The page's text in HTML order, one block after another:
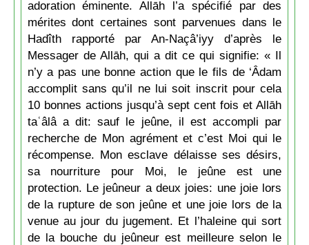
adoration éminente. Allāh l’a spécifié par des
mérites dont certaines sont parvenues dans le
Hadîth rapporté par An-Naçâ’iyy d’après le
Messager de Allāh, qui a dit ce qui signifie: « Il
n’y a pas une bonne action que le fils de ‘Âdam
accomplit sans qu’il ne lui soit inscrit pour cela
10 bonnes actions jusqu’à sept cent fois et Allāh
taʿâlâ a dit: sauf le jeûne, il est accompli par
recherche de Mon agrément et c’est Moi qui le
récompense. Mon esclave délaisse ses désirs,
sa nourriture pour Moi, le jeûne est une
protection. Le jeûneur a deux joies: une joie lors
de la rupture de son jeûne et une joie lors de la
venue au jour du jugement. Et l’haleine qui sort
de la bouche du jeûneur est meilleure selon le